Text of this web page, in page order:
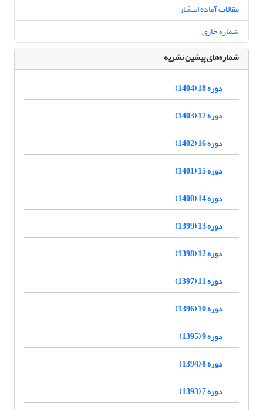
مقالات آماده انتشار
شماره جاری
شماره‌های پیشین نشریه
دوره 18 (1404)
دوره 17 (1403)
دوره 16 (1402)
دوره 15 (1401)
دوره 14 (1400)
دوره 13 (1399)
دوره 12 (1398)
دوره 11 (1397)
دوره 10 (1396)
دوره 9 (1395)
دوره 8 (1394)
دوره 7 (1393)